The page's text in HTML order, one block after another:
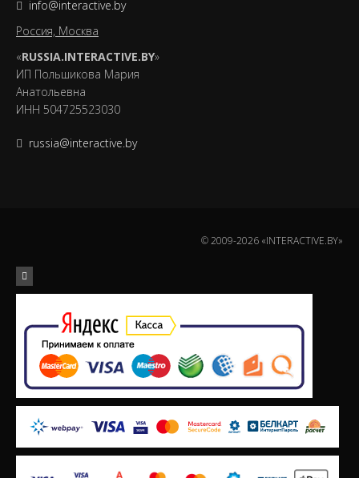
info@interactive.by
Россия, Москва
«RUSSIA.INTERACTIVE.BY»
ИП Польшикова Мария
Анатольевна
ИНН 504725523030
russia@interactive.by
© 2009-2026 «INTERACTIVE.BY»